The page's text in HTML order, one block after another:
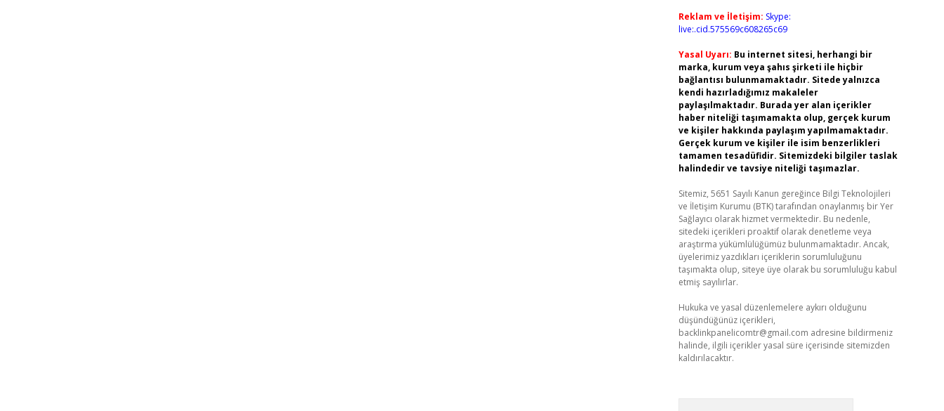
Reklam ve İletişim: Skype:
live:.cid.575569c608265c69
Yasal Uyarı: Bu internet sitesi, herhangi bir
marka, kurum veya şahıs şirketi ile hiçbir
bağlantısı bulunmamaktadır. Sitede yalnızca
kendi hazırladığımız makaleler
paylaşılmaktadır. Burada yer alan içerikler
haber niteliği taşımamakta olup, gerçek kurum
ve kişiler hakkında paylaşım yapılmamaktadır.
Gerçek kurum ve kişiler ile isim benzerlikleri
tamamen tesadüfidir. Sitemizdeki bilgiler taslak
halindedir ve tavsiye niteliği taşımazlar.
Sitemiz, 5651 Sayılı Kanun gereğince Bilgi Teknolojileri
ve İletişim Kurumu (BTK) tarafından onaylanmış bir Yer
Sağlayıcı olarak hizmet vermektedir. Bu nedenle,
sitedeki içerikleri proaktif olarak denetleme veya
araştırma yükümlülüğümüz bulunmamaktadır. Ancak,
üyelerimiz yazdıkları içeriklerin sorumluluğunu
taşımakta olup, siteye üye olarak bu sorumluluğu kabul
etmiş sayılırlar.
Hukuka ve yasal düzenlemelere aykırı olduğunu
düşündüğünüz içerikleri,
backlinkpanelicomtr@gmail.com adresine bildirmeniz
halinde, ilgili içerikler yasal süre içerisinde sitemizden
kaldırılacaktır.